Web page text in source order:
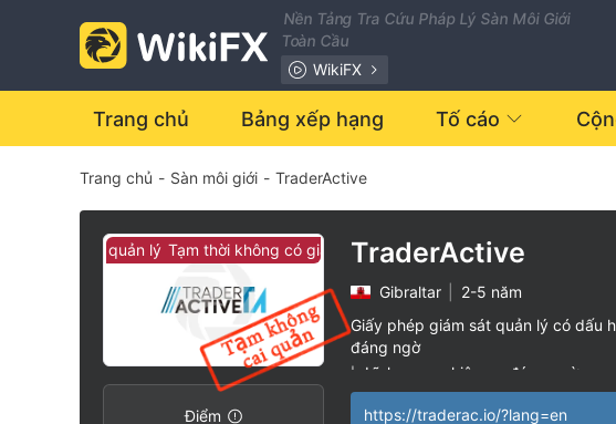
Nền Tảng Tra Cứu Pháp Lý Sàn Môi Giới
Toàn Cầu
WikiFX
Trang chủ Bảng xếp hạng Tố cáo
Trang chủ - Sàn môi giới - TraderActive
có giám sát quản lý Tạm thời không có giám sát quản lý
Điểm
0
3
4
5
6
7
8
0
1
2
3
4
TraderActive
Gibraltar
2-5 năm
Giấy phép giám sát quản lý có dấu
đáng ngờ
| Lĩnh vực nghiệp vụ đáng ngờ
|
https://traderac.io/?lang=en